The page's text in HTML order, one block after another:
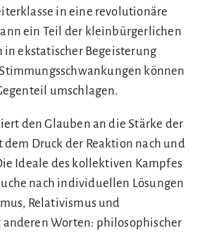
in eine revolutionäre
ein Teil der kleinbürgerlichen
ekstatischer Begeisterung
können
umschlagen.
den Glauben an die Stärke der
Druck der Reaktion nach und
Ideale des kollektiven Kampfes
nach individuellen Lösungen
Relativismus und
Worten: philosophischer